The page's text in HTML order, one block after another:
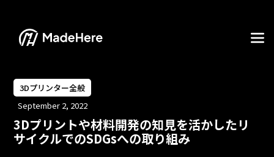
3Dプリンター全般
September 2, 2022
3Dプリントや材料開発の知見を活かしたリ
サイクルでのSDGsへの取り組み